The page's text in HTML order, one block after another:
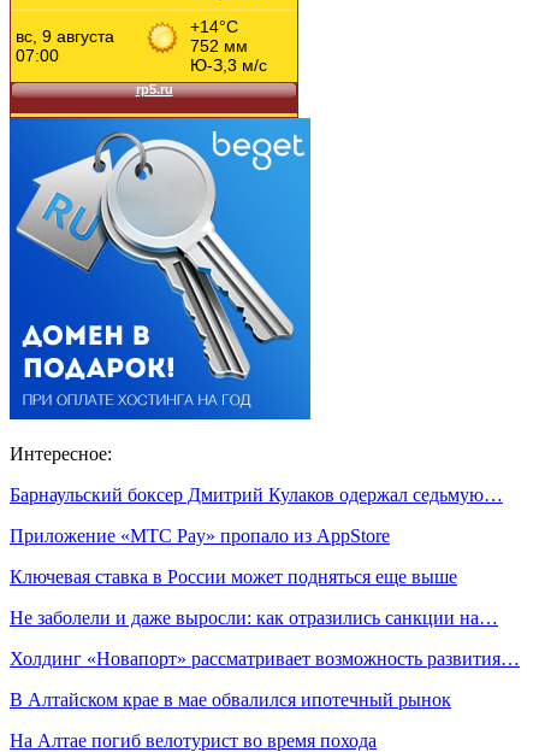
Интересное:
Барнаульский боксер Дмитрий Кулаков одержал седьмую…
Приложение «МТС Pay» пропало из AppStore
Ключевая ставка в России может подняться еще выше
Не заболели и даже выросли: как отразились санкции на…
Холдинг «Новапорт» рассматривает возможность развития…
В Алтайском крае в мае обвалился ипотечный рынок
На Алтае погиб велотурист во время похода